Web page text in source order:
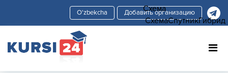
Добавить организацию
Схема
СхемаСпутникГибрид